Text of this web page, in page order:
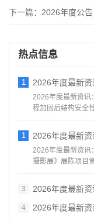
下一篇： 2026年度公告：
热点信息
1 2026年度最新
2026年度最新资讯
程加固后结构安全
1 2026年度最新
2026年度最新资讯
摄影展》展陈项目
3 2026年度最新
4 2026年度最新